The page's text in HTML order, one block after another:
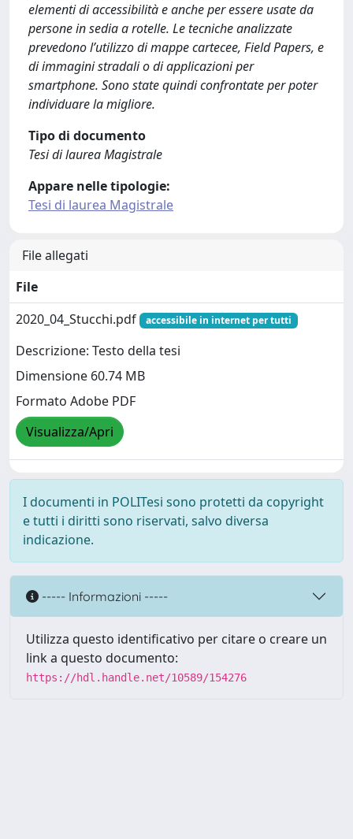
elementi di accessibilità e anche per essere usate da
persone in sedia a rotelle. Le tecniche analizzate
prevedono l’utilizzo di mappe cartecee, Field Papers, e
di immagini stradali o di applicazioni per
smartphone. Sono state quindi confrontate per poter
individuare la migliore.
Tipo di documento
Tesi di laurea Magistrale
Appare nelle tipologie:
Tesi di laurea Magistrale
File allegati
File
2020_04_Stucchi.pdf
accessibile in internet per tutti
Descrizione: Testo della tesi
Dimensione 60.74 MB
Formato Adobe PDF
Visualizza/Apri
I documenti in POLITesi sono protetti da copyright
e tutti i diritti sono riservati, salvo diversa
indicazione.
----- Informazioni -----
Utilizza questo identificativo per citare o creare un
link a questo documento:
https://hdl.handle.net/10589/154276